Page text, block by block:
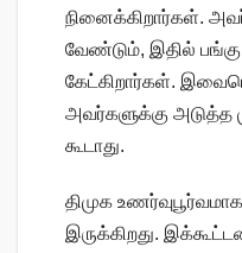
நினைக்கிறார்கள்.
வேண்டும், இதில்
கேட்கிறார்கள்.
அவர்களுக்கு அடுத்த
கூடாது.
திமுக
இருக்கிறது.